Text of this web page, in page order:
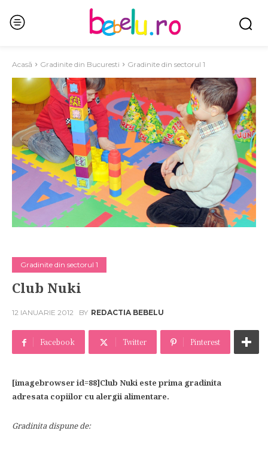
Acasă Gradinite din Bucuresti Gradinite din sectorul 1
Gradinite din sectorul 1
Club Nuki
12 IANUARIE 2012 BY REDACTIA BEBELU
Facebook Twitter Pinterest
[imagebrowser id=88]Club Nuki este prima gradinita
adresata copiilor cu alergii alimentare.
Gradinita dispune de: